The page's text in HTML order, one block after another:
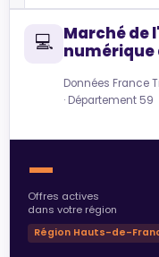
💻 Marché de
numérique
Données France
· Département 59
—
Offres actives
dans votre région
Région Hauts-de-